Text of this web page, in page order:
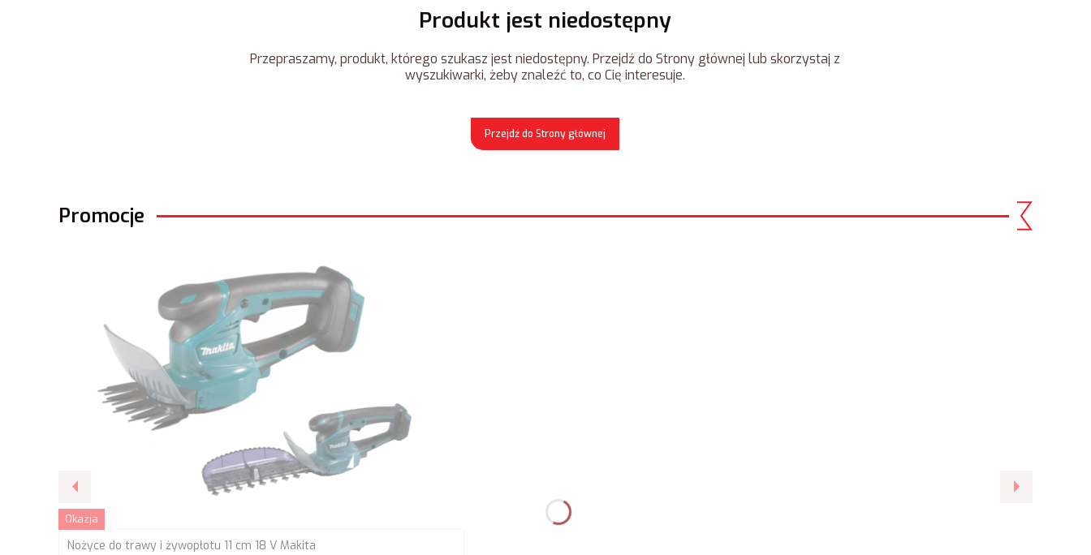
Produkt jest niedostępny
Przepraszamy, produkt, którego szukasz jest niedostępny. Przejdź do Strony głównej lub skorzystaj z
wyszukiwarki, żeby znaleźć to, co Cię interesuje.
Przejdź do Strony głównej
Promocje
Okazja
Nożyce do trawy i żywopłotu 11 cm 18 V Makita